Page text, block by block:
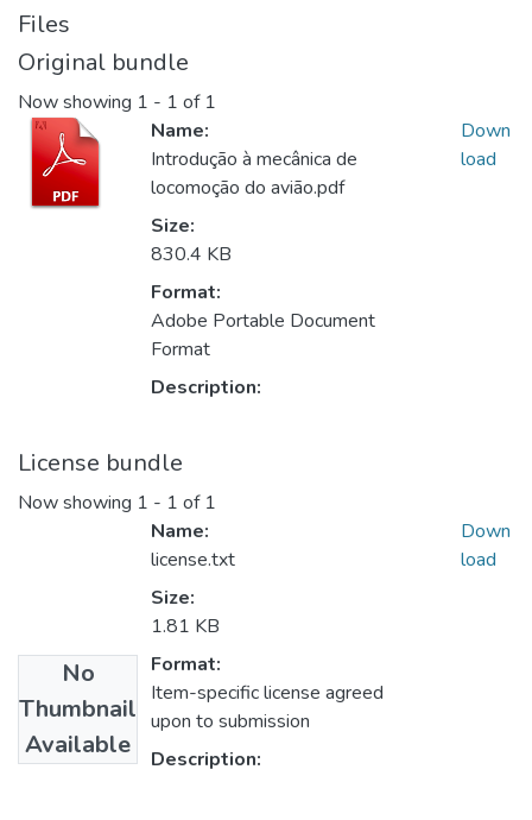
Files
Original bundle
Now showing 1 - 1 of 1
Name:
Introdução à mecânica de
locomoção do avião.pdf
Size:
830.4 KB
Format:
Adobe Portable Document
Format
Description:
Down
load
License bundle
Now showing 1 - 1 of 1
No
Thumbnail
Available
Name:
license.txt
Size:
1.81 KB
Format:
Item-specific license agreed
upon to submission
Description:
Down
load